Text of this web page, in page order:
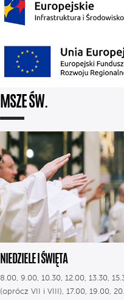
MSZE ŚW.
NIEDZIELE I ŚWIĘTA
8.00, 9.00, 10.30, 12.00, 13.30,
(oprócz VII i VIII), 17.00, 19.00,